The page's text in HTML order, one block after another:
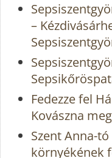
–
Fedezze fel
Kovászna
Szent Anna-
környékének